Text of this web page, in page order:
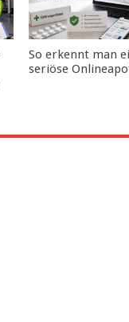
So erkennt man
seriöse